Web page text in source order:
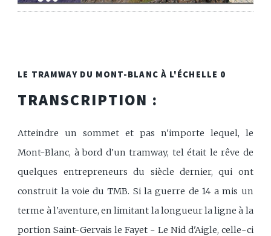
LE TRAMWAY DU MONT-BLANC À L'ÉCHELLE 0
TRANSCRIPTION :
Atteindre un sommet et pas n'importe lequel, le
Mont-Blanc, à bord d'un tramway, tel était le rêve de
quelques entrepreneurs du siècle dernier, qui ont
construit la voie du TMB. Si la guerre de 14 a mis un
terme à l'aventure, en limitant la longueur la ligne à la
portion Saint-Gervais le Fayet - Le Nid d'Aigle, celle-ci